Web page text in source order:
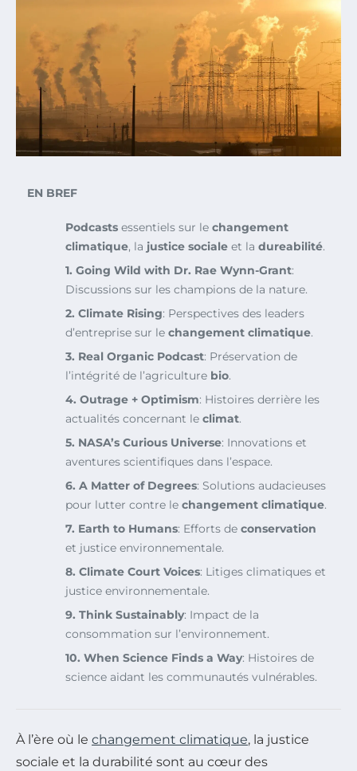
EN BREF
Podcasts essentiels sur le changement
climatique, la justice sociale et la dureabilité.
1. Going Wild with Dr. Rae Wynn-Grant:
Discussions sur les champions de la nature.
2. Climate Rising: Perspectives des leaders
d’entreprise sur le changement climatique.
3. Real Organic Podcast: Préservation de
l’intégrité de l’agriculture bio.
4. Outrage + Optimism: Histoires derrière les
actualités concernant le climat.
5. NASA’s Curious Universe: Innovations et
aventures scientifiques dans l’espace.
6. A Matter of Degrees: Solutions audacieuses
pour lutter contre le changement climatique.
7. Earth to Humans: Efforts de conservation
et justice environnementale.
8. Climate Court Voices: Litiges climatiques et
justice environnementale.
9. Think Sustainably: Impact de la
consommation sur l’environnement.
10. When Science Finds a Way: Histoires de
science aidant les communautés vulnérables.
À l’ère où le changement climatique, la justice
sociale et la durabilité sont au cœur des